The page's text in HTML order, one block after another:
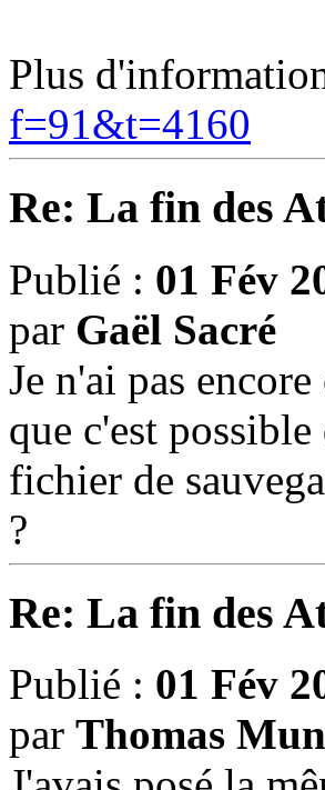
Plus
f=91&t=4160
Re: La fin des
Publié : 01 Fév
par Gaël Sacré
Je n'ai pas
que c'est
fichier de
?
Re: La fin des
Publié : 01 Fév
par Thomas